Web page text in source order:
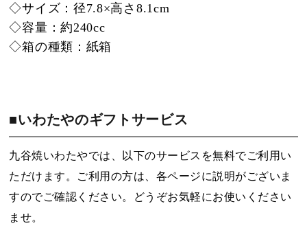
◇サイズ：径7.8×高さ8.1cm
◇容量：約240cc
◇箱の種類：紙箱
■いわたやのギフトサービス
九谷焼いわたやでは、以下のサービスを無料でご利用い
ただけます。ご利用の方は、各ページに説明がございま
すのでご確認ください。どうぞお気軽にお使いください
ませ。